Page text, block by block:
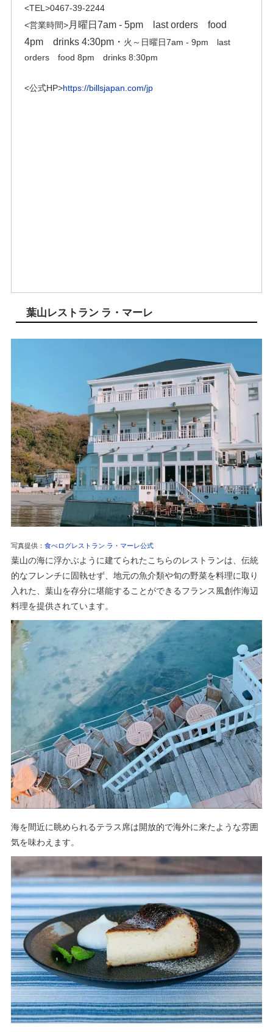
<TEL>0467-39-2244
<営業時間> 月曜日 7am - 5pm last orders food
4pm drinks 4:30pm・ 火～日曜日7am - 9pm last
orders food 8pm drinks 8:30pm
<公式HP>https://billsjapan.com/jp
葉山レストラン ラ・マーレ
写真提供： 食べログレストラン ラ・マーレ公式
葉山の海に浮かぶように建てられたこちらのレストランは、伝統
的なフレンチに固執せず、地元の魚介類や旬の野菜を料理に取り
入れた、葉山を存分に堪能することができるフランス風創作海辺
料理を提供されています。
海を間近に眺められるテラス席は開放的で海外に来たような雰囲
気を味わえます。